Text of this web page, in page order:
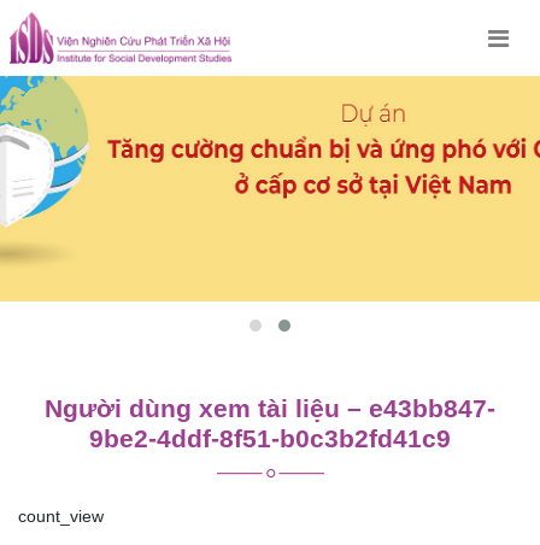
Skip
to
content
Người dùng xem tài liệu – e43bb847-
9be2-4ddf-8f51-b0c3b2fd41c9
count_view